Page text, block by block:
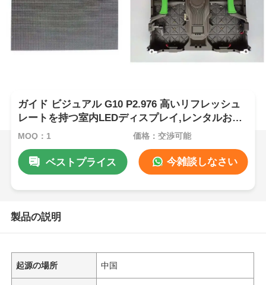
ガイド ビジュアル G10 P2.976 高いリフレッシュ
レートを持つ室内LEDディスプレイ,レンタルおよ
びイベント用のハード接続キャビネット
MOQ：1 価格：交渉可能
ベストプライス 今雑談しなさい
製品の説明
起源の場所 中国